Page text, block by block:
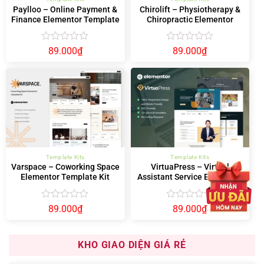
Paylloo – Online Payment &
Finance Elementor Template
Kit
Được
sao
89.000₫
Chirolift – Physiotherapy &
Chiropractic Elementor
Template Kit
Được
hạng
0
5
89.000₫
Template Kits
Varspace – Coworking Space
Elementor Template Kit
Được
89.000₫
Template Kits
VirtuaPress – Virtual
Assistant Service Elementor
Template Kit
Được
5
89.000₫
KHO GIAO DIỆN GIÁ RẺ